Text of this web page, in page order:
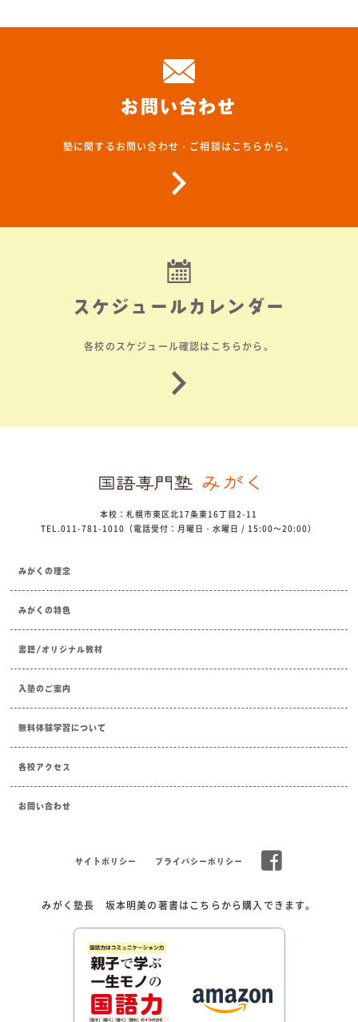
お問い合わせ
塾に関するお問い合わせ・ご相談はこちらから。
スケジュールカレンダー
各校のスケジュール確認はこちらから。
本校：札幌市東区北17条東16丁目2-11
TEL.011-781-1010（電話受付：月曜日・水曜日 / 15:00～20:00）
みがくの理念
みがくの特色
書籍/オリジナル教材
入塾のご案内
無料体験学習について
各校アクセス
お問い合わせ
サイトポリシー プライバシーポリシー
みがく塾長 坂本明美の著書はこちらから購入できます。